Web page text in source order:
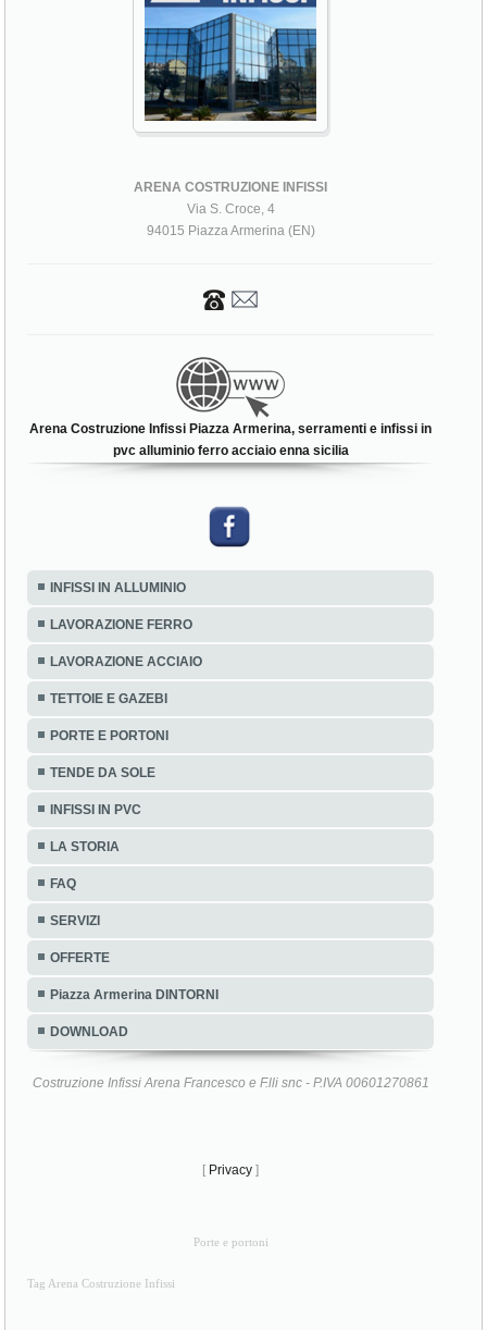
ARENA COSTRUZIONE INFISSI
Via S. Croce, 4
94015 Piazza Armerina (EN)
Arena Costruzione Infissi Piazza Armerina, serramenti e infissi in
pvc alluminio ferro acciaio enna sicilia
INFISSI IN ALLUMINIO
LAVORAZIONE FERRO
LAVORAZIONE ACCIAIO
TETTOIE E GAZEBI
PORTE E PORTONI
TENDE DA SOLE
INFISSI IN PVC
LA STORIA
FAQ
SERVIZI
OFFERTE
Piazza Armerina DINTORNI
DOWNLOAD
Costruzione Infissi Arena Francesco e F.lli snc - P.IVA 00601270861
[ Privacy ]
Porte e portoni
Tag Arena Costruzione Infissi